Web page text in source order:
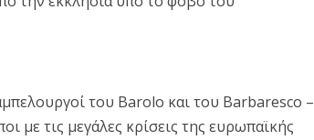
του Barolo και του Barbaresco –
με τις μεγάλες κρίσεις της ευρωπαϊκής